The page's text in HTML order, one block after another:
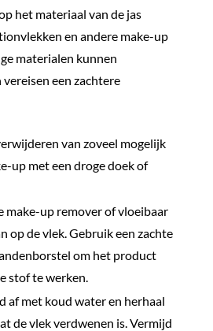
het materiaal van de jas
en andere make-up
materialen kunnen
een zachtere
van zoveel mogelijk
up met een droge doek of
make-up remover of vloeibaar
op de vlek. Gebruik een zachte
om het product
stof te werken.
af met koud water en herhaal
de vlek verdwenen is. Vermijd